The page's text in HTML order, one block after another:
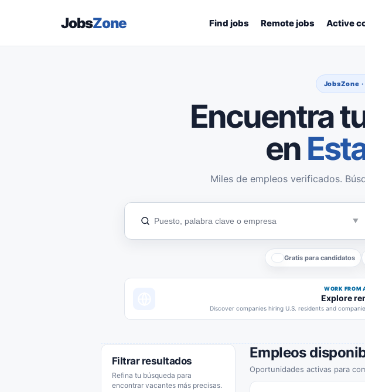
JobsZone Find jobs Remote jobs Active
JobsZone
Encuentra
en
Miles de empleos verificados.
Gratis para candidatos
WORK FROM
Explore
Discover companies hiring U.S. residents and
Filtrar resultados
Refina tu búsqueda para
encontrar vacantes más precisas.
Empleos
Oportunidades activas para